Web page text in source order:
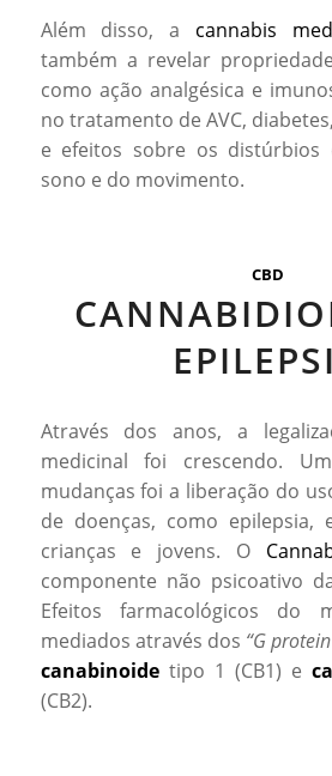
Além disso, a cannabis
também a revelar
como ação analgésica e
no tratamento de AVC,
e efeitos sobre os distúrbios
sono e do movimento.
CBD
Através dos anos, a
medicinal foi crescendo.
mudanças foi a liberação do
de doenças, como epilepsia,
crianças e jovens. O
componente não psicoativo
Efeitos farmacológicos do
mediados através dos “G
canabinoidetipo 1 (CB1) e
(CB2).